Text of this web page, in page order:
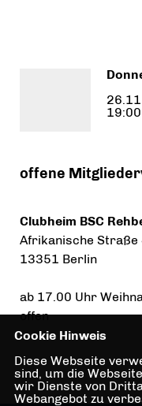
offene
Clubheim BSC
Afrikanische Straße
13351 Berlin
ab 17.00 Uhr
offen
Cookie Hinweis
Diese Webseite
sind, um die
wir Dienste von
Webangebot zu